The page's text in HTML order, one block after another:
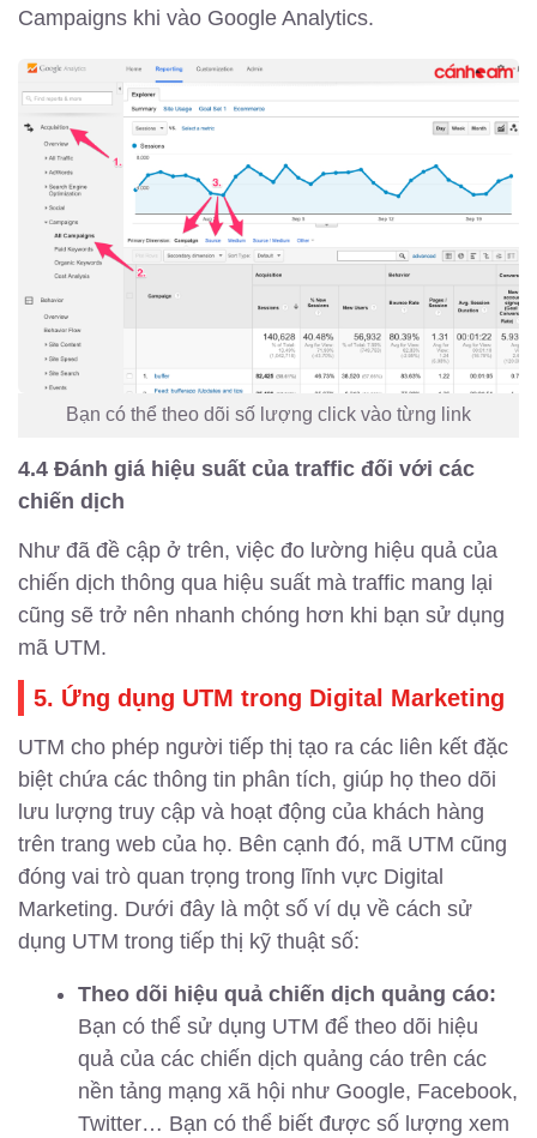
Campaigns khi vào Google Analytics.
Bạn có thể theo dõi số lượng click vào từng link
4.4 Đánh giá hiệu suất của traffic đối với các
chiến dịch
Như đã đề cập ở trên, việc đo lường hiệu quả của
chiến dịch thông qua hiệu suất mà traffic mang lại
cũng sẽ trở nên nhanh chóng hơn khi bạn sử dụng
mã UTM.
5. Ứng dụng UTM trong Digital Marketing
UTM cho phép người tiếp thị tạo ra các liên kết đặc
biệt chứa các thông tin phân tích, giúp họ theo dõi
lưu lượng truy cập và hoạt động của khách hàng
trên trang web của họ. Bên cạnh đó, mã UTM cũng
đóng vai trò quan trọng trong lĩnh vực Digital
Marketing. Dưới đây là một số ví dụ về cách sử
dụng UTM trong tiếp thị kỹ thuật số:
Theo dõi hiệu quả chiến dịch quảng cáo:
Bạn có thể sử dụng UTM để theo dõi hiệu
quả của các chiến dịch quảng cáo trên các
nền tảng mạng xã hội như Google, Facebook,
Twitter… Bạn có thể biết được số lượng xem